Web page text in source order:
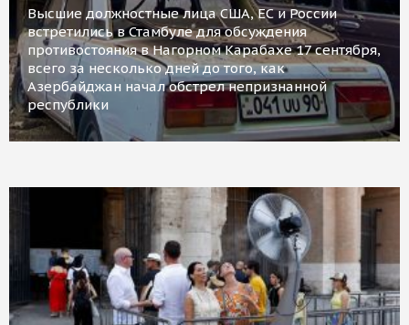
Высшие должностные лица США, ЕС и России
встретились в Стамбуле для обсуждения
противостояния в Нагорном Карабахе 17 сентября,
всего за несколько дней до того, как
Азербайджан начал обстрел непризнанной
республики